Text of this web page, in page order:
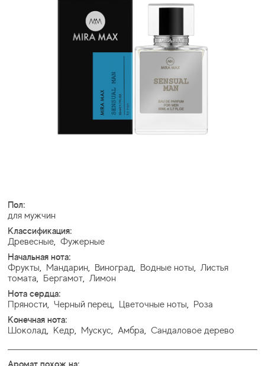
Пол:
для мужчин
Классификация:
Древесные, Фужерные
Начальная нота:
Фрукты, Мандарин, Виноград, Водные ноты, Листья
томата, Бергамот, Лимон
Нота сердца:
Пряности, Черный перец, Цветочные ноты, Роза
Конечная нота:
Шоколад, Кедр, Мускус, Амбра, Сандаловое дерево